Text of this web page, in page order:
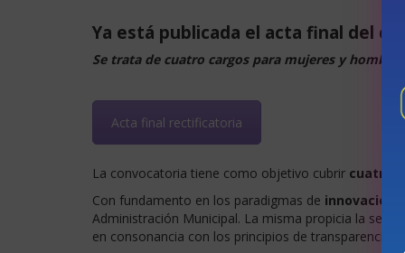
Ya está publicada el acta final del
Se trata de cuatro cargos para mujeres y
Acta final rectificatoria
La convocatoria tiene como objetivo cubrir cuatro
Con fundamento en los paradigmas de innovación
Administración Municipal. La misma propicia la
en consonancia con los principios de transparencia